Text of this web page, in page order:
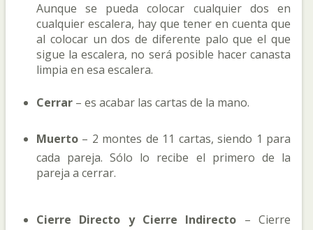
Aunque se pueda colocar cualquier dos en
cualquier escalera, hay que tener en cuenta que
al colocar un dos de diferente palo que el que
sigue la escalera, no será posible hacer canasta
limpia en esa escalera.
Cerrar – es acabar las cartas de la mano.
Muerto – 2 montes de 11 cartas, siendo 1 para
cada pareja. Sólo lo recibe el primero de la
pareja a cerrar.
Cierre Directo y Cierre Indirecto – Cierre